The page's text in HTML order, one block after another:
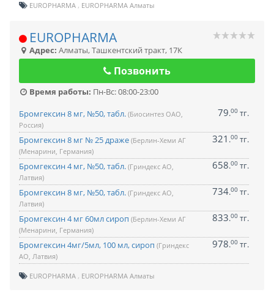
EUROPHARMA EUROPHARMA Алматы
EUROPHARMA
Адрес: Алматы,Ташкентский тракт, 17К
Позвонить
Время работы: Пн-Вс: 08:00-23:00
Бромгексин 8 мг, №50, табл. (Биосинтез ОАО,
Россия)
79.00 тг.
Бромгексин 8 мг № 25 драже (Берлин-Хеми АГ
(Менарини, Германия)
321 .00 тг.
Бромгексин 4 мг, №50, табл. (Гриндекс АО,
Латвия)
658.00 тг.
Бромгексин 8 мг, №50, табл. (Гриндекс АО,
Латвия)
734.00 тг.
Бромгексин 4 мг 60мл сироп (Берлин-Хеми АГ
(Менарини, Германия)
833.00 тг.
Бромгексин 4мг/5мл, 100 мл, сироп (Гриндекс
АО, Латвия)
978.00 тг.
EUROPHARMA EUROPHARMA Алматы